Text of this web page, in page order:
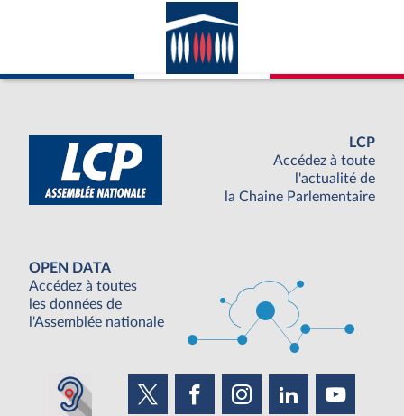
LCP
Accédez à toute
l'actualité de
la Chaine Parlementaire
OPEN DATA
Accédez à toutes
les données de
l'Assemblée nationale